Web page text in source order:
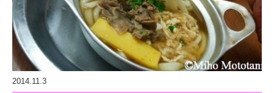
2014.11.3